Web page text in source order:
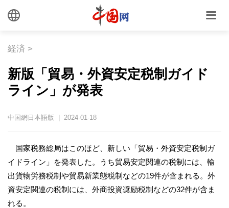
経済 >
新版「貿易・外資安定税制ガイド
ライン」が発表
中国網日本語版 | 2024-01-18
国家税務総局はこのほど、新しい「貿易・外資安定税制ガ
イドライン」を発表した。うち貿易安定関連の税制には、輸
出貨物労務税制や貿易新業態税制などの19件が含まれる。外
資安定関連の税制には、外商投資奨励税制などの32件が含ま
れる。